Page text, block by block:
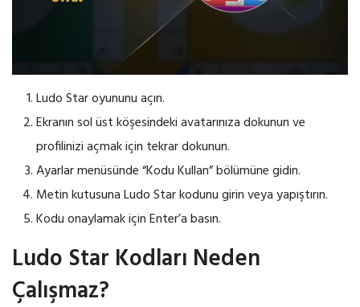
Ludo Star oyununu açın.
Ekranın sol üst köşesindeki avatarınıza dokunun ve
profilinizi açmak için tekrar dokunun.
Ayarlar menüsünde “Kodu Kullan” bölümüne gidin.
Metin kutusuna Ludo Star kodunu girin veya yapıştırın.
Kodu onaylamak için Enter’a basın.
Ludo Star Kodları Neden
Çalışmaz?